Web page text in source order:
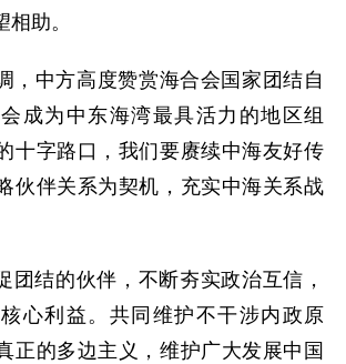
助。
，中方高度赞赏海合会国家团结自
成为中东海湾最具活力的地区组
十字路口，我们要赓续中海友好传
伙伴关系为契机，充实中海关系战
结的伙伴，不断夯实政治互信，
心利益。共同维护不干涉内政原
正的多边主义，维护广大发展中国